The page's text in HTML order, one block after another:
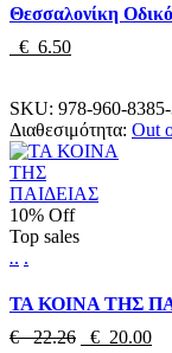
Θεσσαλονίκη
€ 6.50
SKU: 978-960-
Διαθεσιμότητα: Out
10% Off
Top sales
.. .
ΤΑ ΚΟΙΝΑ ΤΗΣ
€ 22.26
€ 20.00